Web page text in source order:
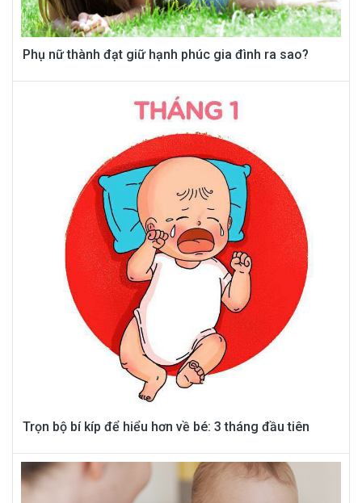
Phụ nữ thành đạt giữ hạnh phúc gia đình ra sao?
Trọn bộ bí kíp để hiểu hơn về bé: 3 tháng đầu tiên